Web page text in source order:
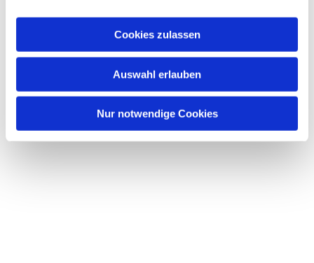
Cookies zulassen
Auswahl erlauben
Nur notwendige Cookies